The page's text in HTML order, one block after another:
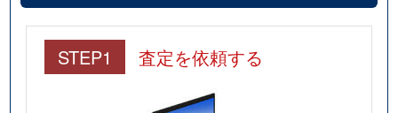
STEP1 査定を依頼する